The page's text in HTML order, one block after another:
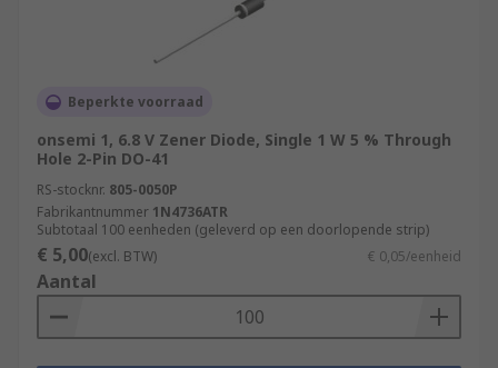
Typical applications of Zener diodes?
equipment and are used to protect circuits from
overvoltage and electrostatic discharge or for
switching applications. They are one of the basic
building blocks of electronic circuits. Zener
diodes work reliably in the breakdown region,
unlike normal diodes which would overheat. They
are the most common and handiest solutions to a
number of needs in a circuit design.
Beperkte voorraad
onsemi 1, 6.8 V Zener Diode, Single 1 W 5 % Through
Hole 2-Pin DO-41
RS-stocknr. 805-0050P
Fabrikantnummer 1N4736ATR
Subtotaal 100 eenheden (geleverd op een doorlopende strip)
€ 5,00(excl. BTW) € 0,05/eenheid
Aantal